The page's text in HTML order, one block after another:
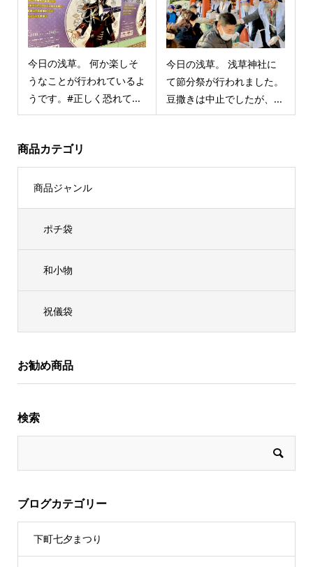
今日の浅草。 何か楽しそ
うなことが行われているよ
うです。#正しく恐れて...
今日の浅草。 浅草神社に
て節分祭が行われました。
豆撒きは中止でしたが、...
商品カテゴリ
商品ジャンル
ポチ袋
和小物
祝儀袋
お勧め商品
検索
ブログカテゴリー
下町七夕まつり